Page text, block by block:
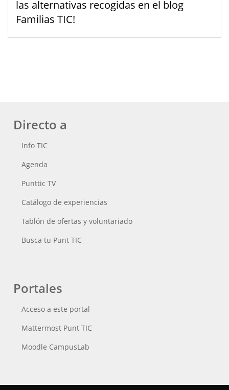
las alternativas recogidas en el blog
Familias TIC!
Directo a
Info TIC
Agenda
Punttic TV
Catálogo de experiencias
Tablón de ofertas y voluntariado
Busca tu Punt TIC
Portales
Acceso a este portal
Mattermost Punt TIC
Moodle CampusLab